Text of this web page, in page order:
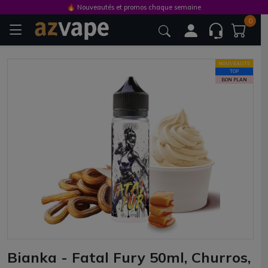
0
NOUVEAUTE
TOP
BON PLAN
Bianka - Fatal Fury 50ml, Churros,
🔥 Nouveautés et promos chaque semaine